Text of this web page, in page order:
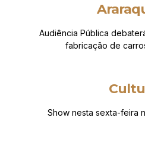
Audiência Pública
fabricação de
Show nesta sexta-feira